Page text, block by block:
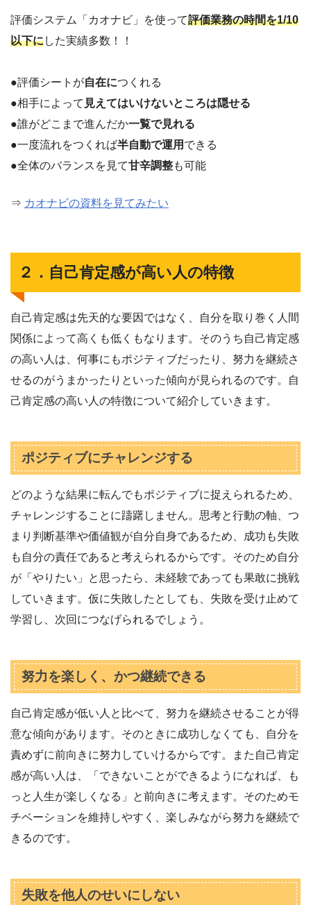
評価システム「カオナビ」を使って評価業務の時間を1/10
以下にした実績多数！！
●評価シートが自在につくれる
●相手によって 見えてはいけないところは隠せる
●誰がどこまで進んだか一覧で見れる
●一度流れをつくれば半自動で運用 できる
●全体のバランスを見て甘辛調整も可能
⇒ カオナビの資料を見てみたい
２．自己肯定感が高い人の特徴
自己肯定感は先天的な要因ではなく、自分を取り巻く人間
関係によって高くも低くもなります。そのうち自己肯定感
の高い人は、何事にもポジティブだったり、努力を継続さ
せるのがうまかったりといった傾向が見られるのです。自
己肯定感の高い人の特徴について紹介していきます。
ポジティブにチャレンジする
どのような結果に転んでもポジティブに捉えられるため、
チャレンジすることに躊躇しません。思考と行動の軸、つ
まり判断基準や価値観が自分自身であるため、成功も失敗
も自分の責任であると考えられるからです。そのため自分
が「やりたい」と思ったら、未経験であっても果敢に挑戦
していきます。仮に失敗したとしても、失敗を受け止めて
学習し、次回につなげられるでしょう。
努力を楽しく、かつ継続できる
自己肯定感が低い人と比べて、努力を継続させることが得
意な傾向があります。そのときに成功しなくても、自分を
責めずに前向きに努力していけるからです。また自己肯定
感が高い人は、「できないことができるようになれば、も
っと人生が楽しくなる」と前向きに考えます。そのためモ
チベーションを維持しやすく、楽しみながら努力を継続で
きるのです。
失敗を他人のせいにしない